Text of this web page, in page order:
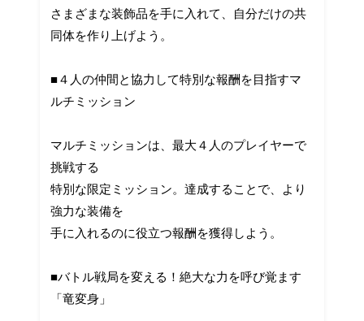
さまざまな装飾品を手に入れて、自分だけの共
同体を作り上げよう。
■４人の仲間と協力して特別な報酬を目指すマ
ルチミッション
マルチミッションは、最大４人のプレイヤーで
挑戦する
特別な限定ミッション。達成することで、より
強力な装備を
手に入れるのに役立つ報酬を獲得しよう。
■バトル戦局を変える！絶大な力を呼び覚ます
「竜変身」